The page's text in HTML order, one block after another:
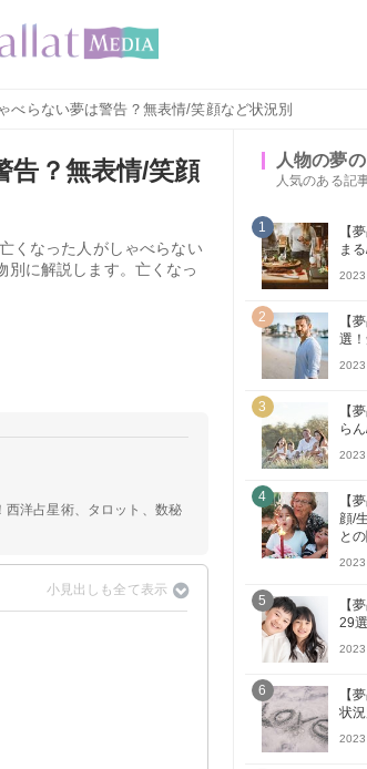
べらない夢は警告？無表情/笑顔など状況別
告？無表情/笑顔
くなった人がしゃべらない
別に解説します。亡くなっ
洋占星術、タロット、数秘
人物の夢
人気のある記
1
【
ま
2
【
選
3
【
ら
4
【
顔/
と
5
【
29
6
【
状